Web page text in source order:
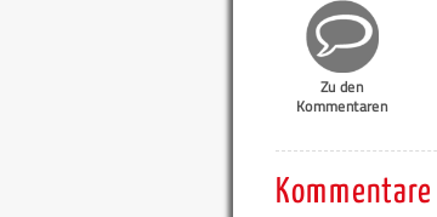
Zu den
Kommentaren
Kommentare